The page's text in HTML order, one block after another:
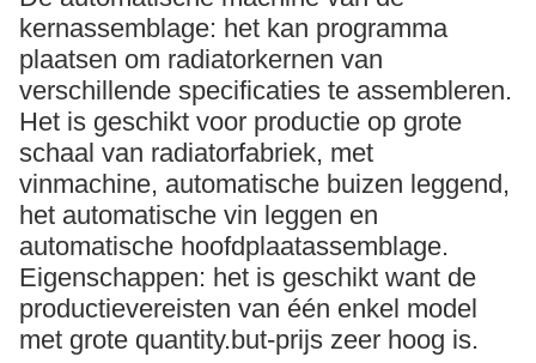
kernassemblage: het kan programma
plaatsen om radiatorkernen van
verschillende specificaties te assembleren.
Het is geschikt voor productie op grote
schaal van radiatorfabriek, met
vinmachine, automatische buizen leggend,
het automatische vin leggen en
automatische hoofdplaatassemblage.
Eigenschappen: het is geschikt want de
productievereisten van één enkel model
met grote quantity.but-prijs zeer hoog is.